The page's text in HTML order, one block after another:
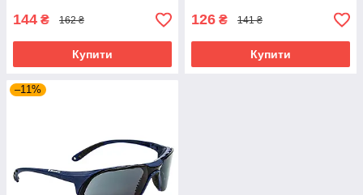
144 ₴ 162 ₴
Купити
126 ₴ 141 ₴
Купити
–11%